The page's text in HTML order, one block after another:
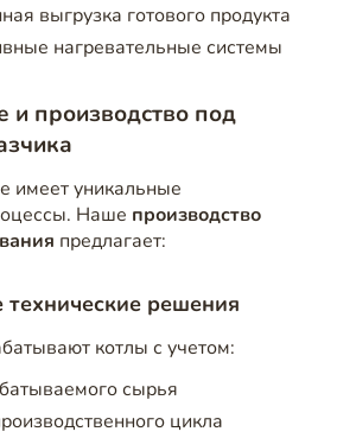
выгрузка готового продукта
нагревательные системы
и производство под
имеет уникальные
Наше производство
предлагает:
решения
котлы с учетом:
сырья
цикла